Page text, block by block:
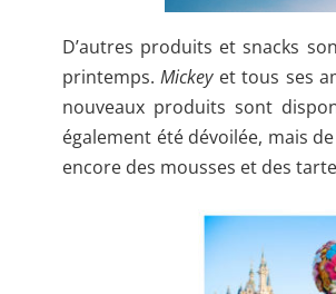
D’autres produits et snacks
printemps.Mickeyet tous ses
nouveaux produits sont
également été dévoilée, mais
encore des mousses et des